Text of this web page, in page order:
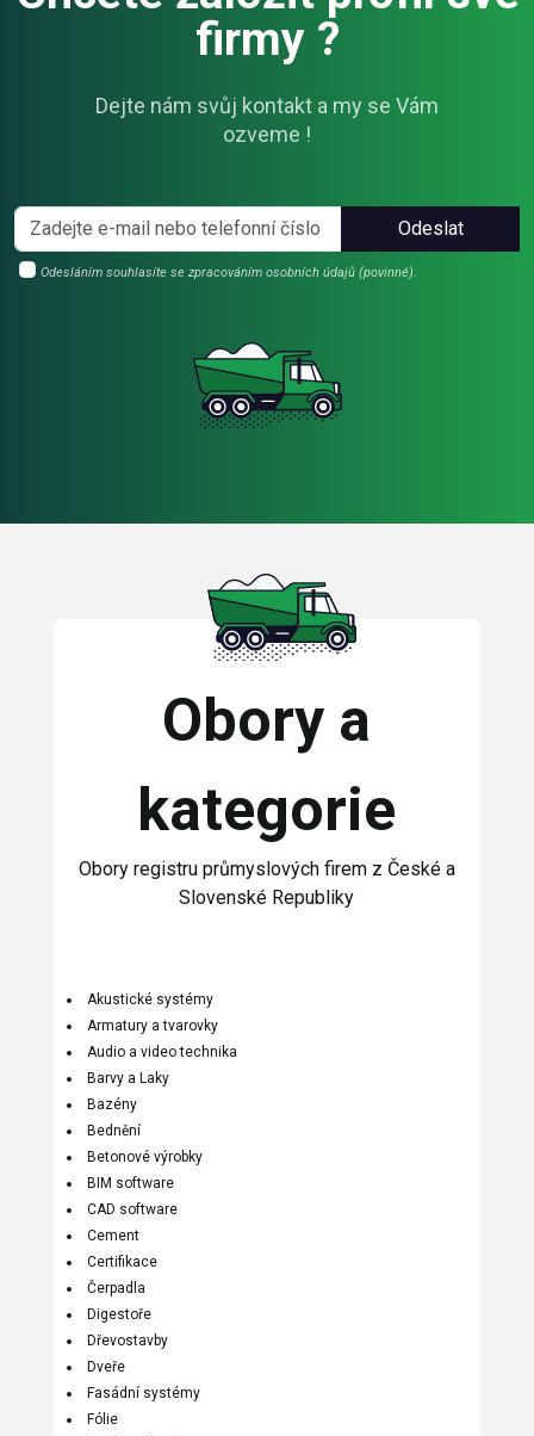
firmy ?
Dejte nám svůj kontakt a my se Vám
ozveme !
Odeslat
Odesláním souhlasíte se zpracováním osobních údajů (povinné).
Obory a
kategorie
Obory registru průmyslových firem z České a
Slovenské Republiky
Akustické systémy
Armatury a tvarovky
Audio a video technika
Barvy a Laky
Bazény
Bednění
Betonové výrobky
BIM software
CAD software
Cement
Certifikace
Čerpadla
Digestoře
Dřevostavby
Dveře
Fasádní systémy
Fólie